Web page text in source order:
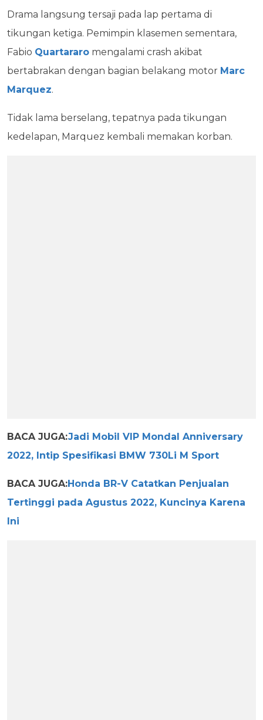
Drama langsung tersaji pada lap pertama di
tikungan ketiga. Pemimpin klasemen sementara,
Fabio Quartararo mengalami crash akibat
bertabrakan dengan bagian belakang motor Marc
Marquez.
Tidak lama berselang, tepatnya pada tikungan
kedelapan, Marquez kembali memakan korban.
BACA JUGA:Jadi Mobil VIP Mondal Anniversary
2022, Intip Spesifikasi BMW 730Li M Sport
BACA JUGA:Honda BR-V Catatkan Penjualan
Tertinggi pada Agustus 2022, Kuncinya Karena
Ini